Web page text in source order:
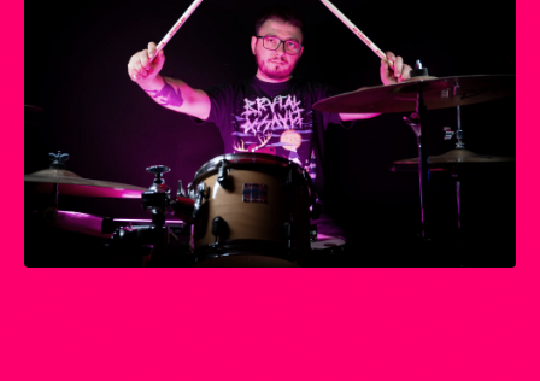
OBEJRZYJ TELEDYSK SŁUCHAJ NA SPOTIFY